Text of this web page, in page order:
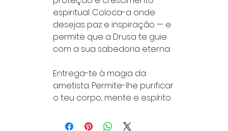
espiritual. Coloca-a onde
desejas paz e inspiração — e
permite que a Drusa te guie
com a sua sabedoria eterna.
.
Entrega-te à magia da
ametista. Permite-lhe purificar
o teu corpo, mente e espírito.